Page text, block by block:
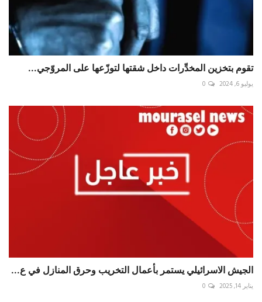
تقوم بتخزين المخدِّرات داخل شقتها لتوزّعها على المروّجي...
يوليو 6, 2024 0
الجيش الاسرائيلي يستمر بأعمال التخريب وحرق المنازل في ع...
يناير 14, 2025 0